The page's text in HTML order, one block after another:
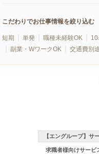
こだわりでお仕事情報を絞り込む
短期 単発 職種未経験OK
副業・WワークOK
交通費別
【エングループ】サ
求職者様向けサービ